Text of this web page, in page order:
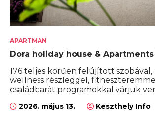
APARTMAN
Dora holiday house & Apartments
176 teljes körűen felújított szobával,
wellness részleggel,
családbarát programokkal várjuk
2026. május 13. Keszthely Info